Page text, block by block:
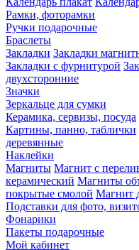
Рамки, фоторамки
Ручки подарочные
Браслеты
Закладки Закладки
Закладки с фурнитурой
двухсторонние
Значки
Зеркальце для сумки
Керамика, сервизы, посуда
Картины, панно, таблички
деревянные
Наклейки
Магниты Магнит с
керамический Магниты
покрытые смолой Магнит
Подставки для фото,
Фонарики
Пакеты подарочные
Мой кабинет